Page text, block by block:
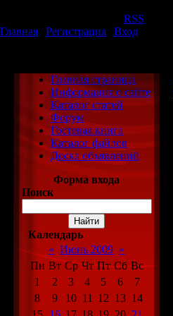
RSS
Главная
Регистрация
Вход
Главная страница
Информация о сайте
Каталог статей
Форум
Гостевая книга
Каталог файлов
Доска объявлений
Форма входа
Поиск
Календарь
« Июнь 2009 »
Пн Вт Ср Чт Пт Сб Вс
1
2 3 4 5 6
7
8
9 10 11 12 13 14